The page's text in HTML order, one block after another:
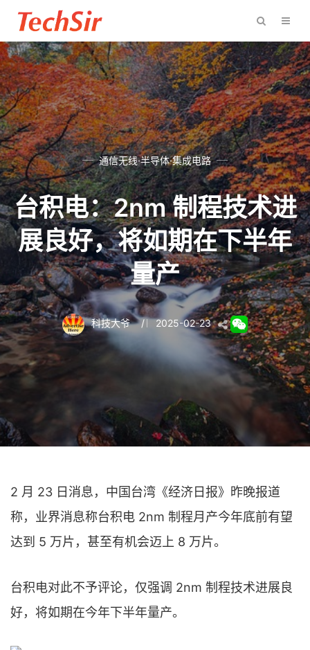
通信无线·半导体·集成电路
台积电：2nm 制程技术进
展良好，将如期在下半年
量产
科技大爷 / 2025-02-23
2 月 23 日消息，中国台湾《经济日报》昨晚报道
称，业界消息称台积电 2nm 制程月产今年底前有望
达到 5 万片，甚至有机会迈上 8 万片。
台积电对此不予评论，仅强调 2nm 制程技术进展良
好，将如期在今年下半年量产。